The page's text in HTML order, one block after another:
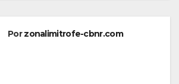
Porzonalimitrofe-cbnr.com